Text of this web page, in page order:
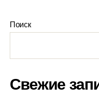
Поиск
Свежие